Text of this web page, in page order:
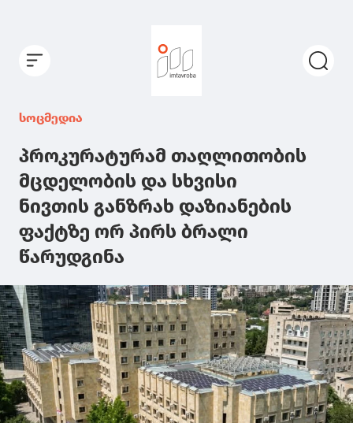
სოცმედია
პროკურატურამ თაღლითობის
მცდელობის და სხვისი
ნივთის განზრახ დაზიანების
ფაქტზე ორ პირს ბრალი
წარუდგინა